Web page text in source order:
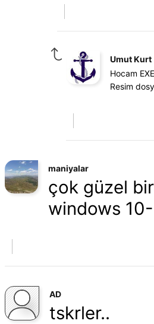
Umut Kurt
Hocam
Resim
maniyalar
çok güzel
windows
AD
tskrler..